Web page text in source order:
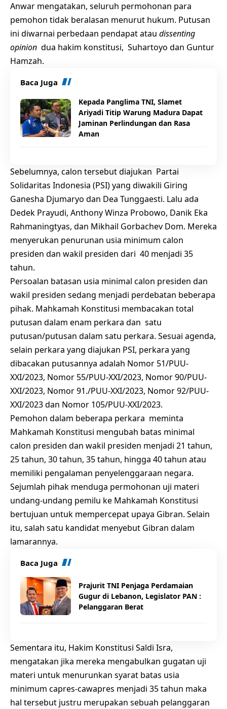
Anwar mengatakan, seluruh permohonan para
pemohon tidak beralasan menurut hukum. Putusan
ini diwarnai perbedaan pendapat atau dissenting
opinion dua hakim konstitusi, Suhartoyo dan Guntur
Hamzah.
Baca Juga
Kepada Panglima TNI, Slamet
Ariyadi Titip Warung Madura Dapat
Jaminan Perlindungan dan Rasa
Aman
Sebelumnya, calon tersebut diajukan Partai
Solidaritas Indonesia (PSI) yang diwakili Giring
Ganesha Djumaryo dan Dea Tunggaesti. Lalu ada
Dedek Prayudi, Anthony Winza Probowo, Danik Eka
Rahmaningtyas, dan Mikhail Gorbachev Dom. Mereka
menyerukan penurunan usia minimum calon
presiden dan wakil presiden dari 40 menjadi 35
tahun.
Persoalan batasan usia minimal calon presiden dan
wakil presiden sedang menjadi perdebatan beberapa
pihak. Mahkamah Konstitusi membacakan total
putusan dalam enam perkara dan satu
putusan/putusan dalam satu perkara. Sesuai agenda,
selain perkara yang diajukan PSI, perkara yang
dibacakan putusannya adalah Nomor 51/PUU-
XXI/2023, Nomor 55/PUU-XXI/2023, Nomor 90/PUU-
XXI/2023, Nomor 91./PUU-XXI/2023, Nomor 92/PUU-
XXI/2023 dan Nomor 105/PUU-XXI/2023.
Pemohon dalam beberapa perkara meminta
Mahkamah Konstitusi mengubah batas minimal
calon presiden dan wakil presiden menjadi 21 tahun,
25 tahun, 30 tahun, 35 tahun, hingga 40 tahun atau
memiliki pengalaman penyelenggaraan negara.
Sejumlah pihak menduga permohonan uji materi
undang-undang pemilu ke Mahkamah Konstitusi
bertujuan untuk mempercepat upaya Gibran. Selain
itu, salah satu kandidat menyebut Gibran dalam
lamarannya.
Baca Juga
Prajurit TNI Penjaga Perdamaian
Gugur di Lebanon, Legislator PAN :
Pelanggaran Berat
Sementara itu, Hakim Konstitusi Saldi Isra,
mengatakan jika mereka mengabulkan gugatan uji
materi untuk menurunkan syarat batas usia
minimum capres-cawapres menjadi 35 tahun maka
hal tersebut justru merupakan sebuah pelanggaran